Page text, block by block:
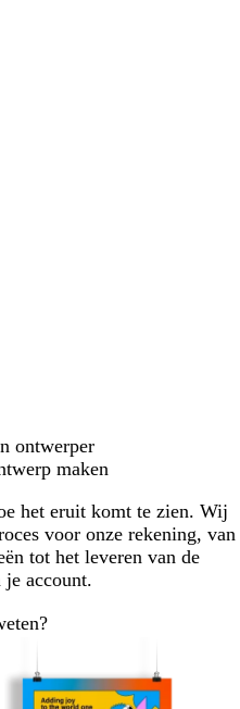
ontwerper
maken
het eruit komt te zien. Wij
voor onze rekening, van
tot het leveren van de
je account.